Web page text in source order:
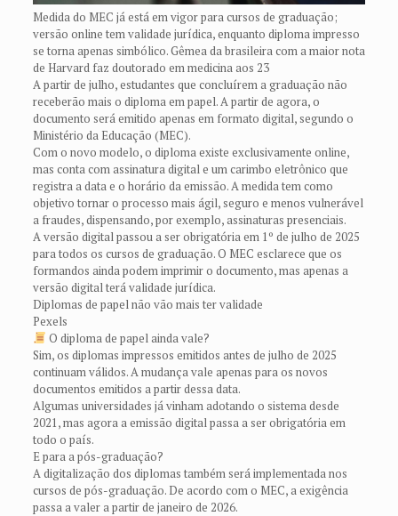
Medida do MEC já está em vigor para cursos de graduação;
versão online tem validade jurídica, enquanto diploma impresso
se torna apenas simbólico. Gêmea da brasileira com a maior nota
de Harvard faz doutorado em medicina aos 23
A partir de julho, estudantes que concluírem a graduação não
receberão mais o diploma em papel. A partir de agora, o
documento será emitido apenas em formato digital, segundo o
Ministério da Educação (MEC).
Com o novo modelo, o diploma existe exclusivamente online,
mas conta com assinatura digital e um carimbo eletrônico que
registra a data e o horário da emissão. A medida tem como
objetivo tornar o processo mais ágil, seguro e menos vulnerável
a fraudes, dispensando, por exemplo, assinaturas presenciais.
A versão digital passou a ser obrigatória em 1º de julho de 2025
para todos os cursos de graduação. O MEC esclarece que os
formandos ainda podem imprimir o documento, mas apenas a
versão digital terá validade jurídica.
Diplomas de papel não vão mais ter validade
Pexels
O diploma de papel ainda vale?
Sim, os diplomas impressos emitidos antes de julho de 2025
continuam válidos. A mudança vale apenas para os novos
documentos emitidos a partir dessa data.
Algumas universidades já vinham adotando o sistema desde
2021, mas agora a emissão digital passa a ser obrigatória em
todo o país.
E para a pós-graduação?
A digitalização dos diplomas também será implementada nos
cursos de pós-graduação. De acordo com o MEC, a exigência
passa a valer a partir de janeiro de 2026.